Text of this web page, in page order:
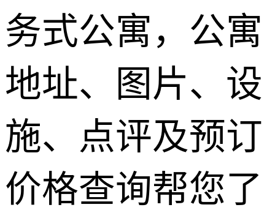
务式公寓，公寓
地址、图片、设
施、点评及预订
价格查询帮您了